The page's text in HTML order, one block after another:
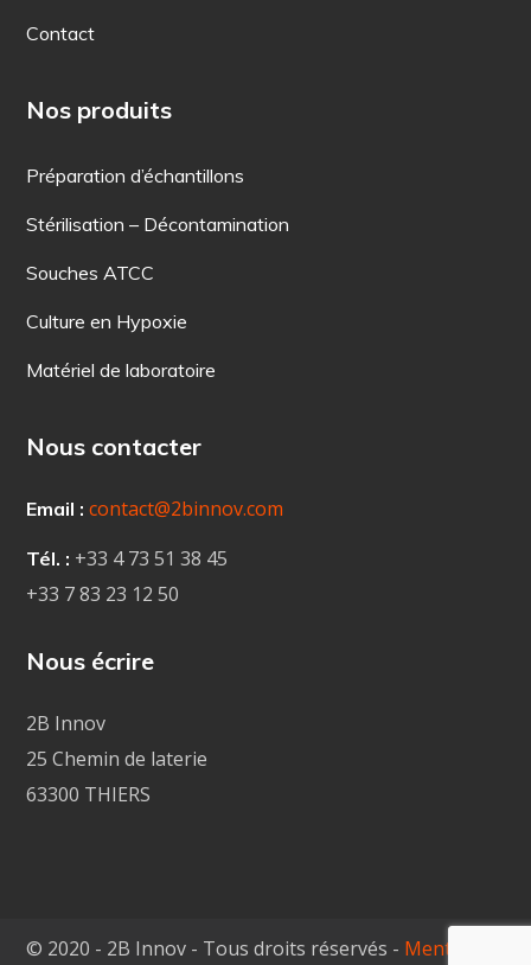
Contact
Nos produits
Préparation d’échantillons
Stérilisation – Décontamination
Souches ATCC
Culture en Hypoxie
Matériel de laboratoire
Nous contacter
Email : contact@2binnov.com
Tél. : +33 473 51 38 45
+33 7 83 23 12 50
Nous écrire
2B Innov
25 Chemin de laterie
63300 THIERS
© 2020 - 2B Innov - Tous droits réservés - Mentions